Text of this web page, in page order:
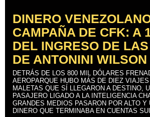
DINERO
CAMPAÑA DE CFK: A
DEL INGRESO DE
DE ANTONINI WILSON
DETRÁS DE LOS 800 MIL DÓLARES
AEROPARQUE HUBO MÁS DE DIEZ
MALETAS QUE SÍ LLEGARON A DESTINO,
PASAJERO LIGADO A LA INTELIGENCIA
GRANDES MEDIOS PASARON POR ALTO Y
DINERO QUE TERMINABA EN CUENTAS